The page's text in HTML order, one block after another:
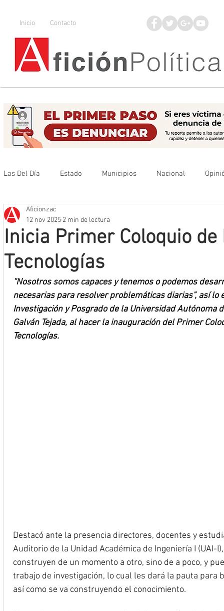
Inicio Contacto
Las Del Día Estado Municipios Nacional
Que no se olvide
Mineros LNBP
Inicia Primer Coloquio
Tecnologías
Aficionzac
12 nov 2025 2 min de lectura
“Nosotros somos capaces y tenemos o podemos
necesarias para resolver problemáticas diarias”, así
Investigación y Posgrado de la Universidad Autónoma
Galván Tejada, al hacer la inauguración del Primer
Tecnologías.
Destacó ante la presencia directores, docentes y
Auditorio de la Unidad Académica de Ingeniería I (UAI-
construyen de un momento a otro, sino de a poco, y
trabajo de investigación, lo cual les dará la pauta para
así como se va construyendo el conocimiento.